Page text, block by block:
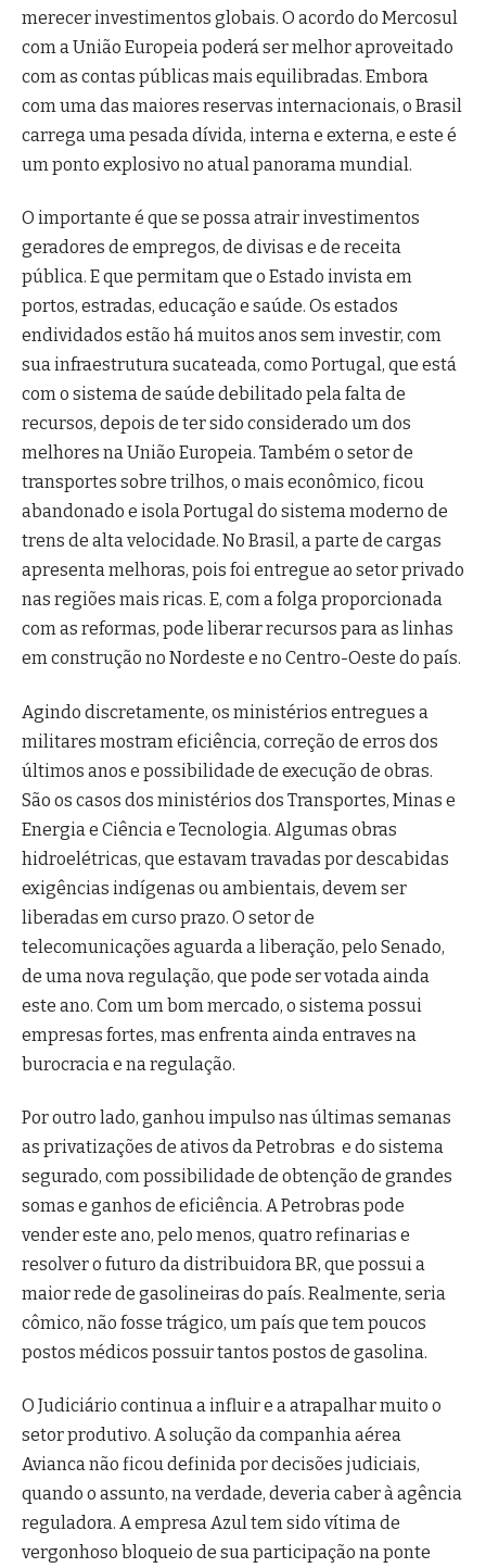
merecer investimentos globais. O acordo do Mercosul
com a União Europeia poderá ser melhor aproveitado
com as contas públicas mais equilibradas. Embora
com uma das maiores reservas internacionais, o Brasil
carrega uma pesada dívida, interna e externa, e este é
um ponto explosivo no atual panorama mundial.
O importante é que se possa atrair investimentos
geradores de empregos, de divisas e de receita
pública. E que permitam que o Estado invista em
portos, estradas, educação e saúde. Os estados
endividados estão há muitos anos sem investir, com
sua infraestrutura sucateada, como Portugal, que está
com o sistema de saúde debilitado pela falta de
recursos, depois de ter sido considerado um dos
melhores na União Europeia. Também o setor de
transportes sobre trilhos, o mais econômico, ficou
abandonado e isola Portugal do sistema moderno de
trens de alta velocidade. No Brasil, a parte de cargas
apresenta melhoras, pois foi entregue ao setor privado
nas regiões mais ricas. E, com a folga proporcionada
com as reformas, pode liberar recursos para as linhas
em construção no Nordeste e no Centro-Oeste do país.
Agindo discretamente, os ministérios entregues a
militares mostram eficiência, correção de erros dos
últimos anos e possibilidade de execução de obras.
São os casos dos ministérios dos Transportes, Minas e
Energia e Ciência e Tecnologia. Algumas obras
hidroelétricas, que estavam travadas por descabidas
exigências indígenas ou ambientais, devem ser
liberadas em curso prazo. O setor de
telecomunicações aguarda a liberação, pelo Senado,
de uma nova regulação, que pode ser votada ainda
este ano. Com um bom mercado, o sistema possui
empresas fortes, mas enfrenta ainda entraves na
burocracia e na regulação.
Por outro lado, ganhou impulso nas últimas semanas
as privatizações de ativos da Petrobras e do sistema
segurado, com possibilidade de obtenção de grandes
somas e ganhos de eficiência. A Petrobras pode
vender este ano, pelo menos, quatro refinarias e
resolver o futuro da distribuidora BR, que possui a
maior rede de gasolineiras do país. Realmente, seria
cômico, não fosse trágico, um país que tem poucos
postos médicos possuir tantos postos de gasolina.
O Judiciário continua a influir e a atrapalhar muito o
setor produtivo. A solução da companhia aérea
Avianca não ficou definida por decisões judiciais,
quando o assunto, na verdade, deveria caber à agência
reguladora. A empresa Azul tem sido vítima de
vergonhoso bloqueio de sua participação na ponte